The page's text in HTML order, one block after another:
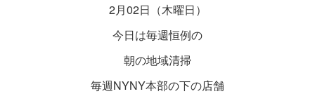
2月02日（木曜日）
今日は毎週恒例の
朝の地域清掃
毎週NYNY本部の下の店舗